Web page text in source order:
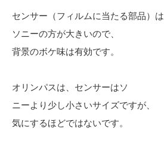
センサー（フィルムに当たる部品）は
ソニーの方が大きいので、
背景のボケ味は有効です。
オリンパスは、センサーはソ
ニーより少し小さいサイズですが、
気にするほどではないです。